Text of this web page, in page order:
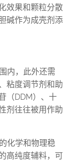
效果和颗粒分散
碱作为成壳剂添
内，此外还需
粘度调节剂和助
（DDM）、十
剂往往被用作助
化学和物理稳
高纯度辅料，可